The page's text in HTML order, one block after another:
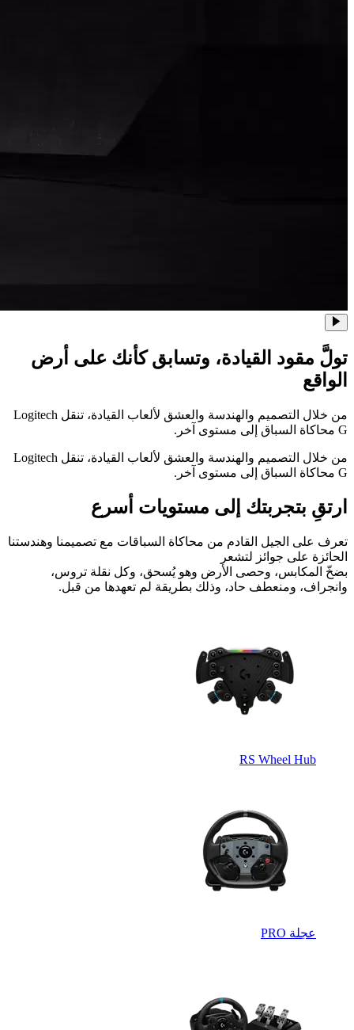
تولَّ مقود القيادة، وتسابق كأنك على أرض
الواقع
من خلال التصميم والهندسة والعشق لألعاب القيادة، تنقل Logitech
G‏ محاكاة السباق إلى مستوى آخر.
من خلال التصميم والهندسة والعشق لألعاب القيادة، تنقل Logitech
G‏ محاكاة السباق إلى مستوى آخر.
ارتقِ بتجربتك إلى مستويات أسرع
تعرف على الجيل القادم من محاكاة السباقات مع تصميمنا وهندستنا
الحائزة على جوائز لتشعر
بضخّ المكابس، وحصى الأرض وهو يُسحق، وكل نقلة تروس،
وانجراف، ومنعطف حاد، وذلك بطريقة لم تعهدها من قبل.
RS Wheel Hub
عجلة PRO‏